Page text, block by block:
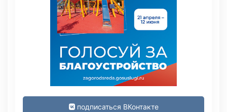
подписаться ВКонтакте